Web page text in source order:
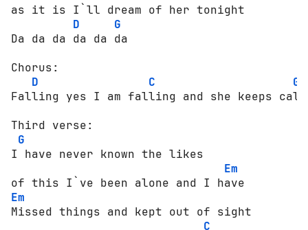
as it is I`ll dream of her tonight
D
G
Da da da da da da
Chorus:
D
C
G
Falling yes I am falling and she keeps
Third verse:
G
I have never known the likes
Em
Em
Missed things and kept out of sight
C